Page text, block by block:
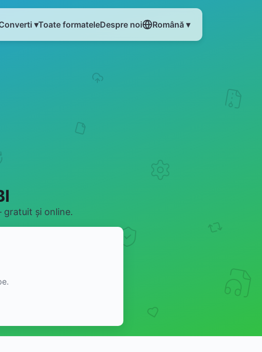
▾Toate formateleDespre noi Română ▾
gratuit și online.